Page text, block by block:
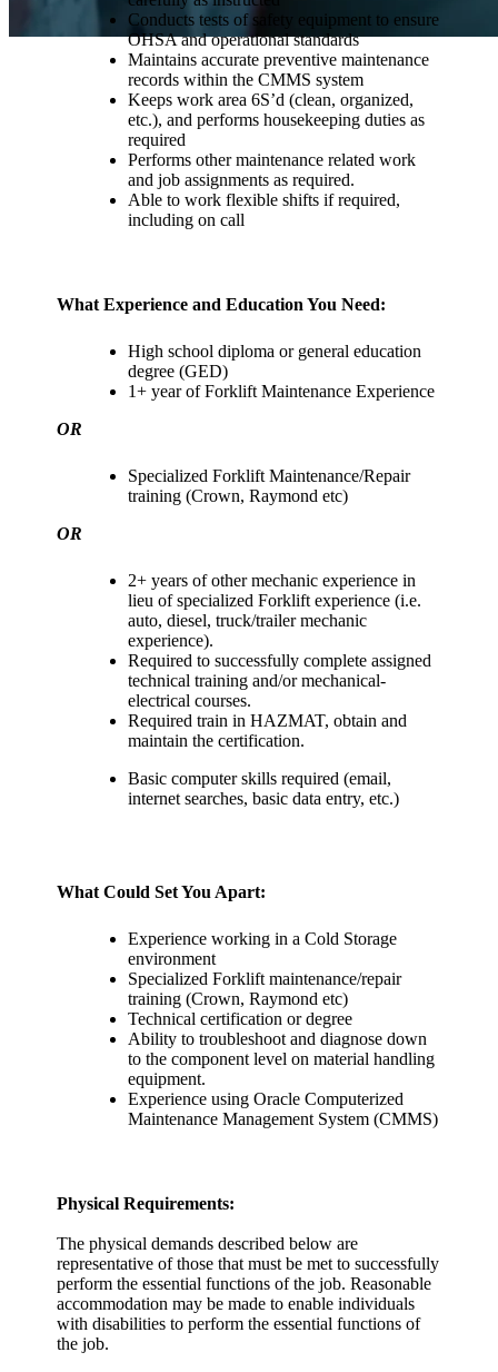
Conducts tests of safety equipment to ensure
OHSA and operational standards
Maintains accurate preventive maintenance
records within the CMMS system
Keeps work area 6S’d (clean, organized,
etc.), and performs housekeeping duties as
required
Performs other maintenance related work
and job assignments as required.
Able to work flexible shifts if required,
including on call
What Experience and Education You Need:
High school diploma or general education
degree (GED)
1+ year of Forklift Maintenance Experience
OR
Specialized Forklift Maintenance/Repair
training (Crown, Raymond etc)
OR
2+ years of other mechanic experience in
lieu of specialized Forklift experience (i.e.
auto, diesel, truck/trailer mechanic
experience).
Required to successfully complete assigned
technical training and/or mechanical-
electrical courses.
Required train in HAZMAT, obtain and
maintain the certification.
Basic computer skills required (email,
internet searches, basic data entry, etc.)
What Could Set You Apart:
Experience working in a Cold Storage
environment
Specialized Forklift maintenance/repair
training (Crown, Raymond etc)
Technical certification or degree
Ability to troubleshoot and diagnose down
to the component level on material handling
equipment.
Experience using Oracle Computerized
Maintenance Management System (CMMS)
Physical Requirements:
The physical demands described below are
representative of those that must be met to successfully
perform the essential functions of the job. Reasonable
accommodation may be made to enable individuals
with disabilities to perform the essential functions of
the job.